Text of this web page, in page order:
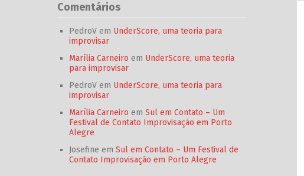
Comentários
PedroV em UnderScore, uma teoria para
improvisar
Marília Carneiro em UnderScore, uma teoria
para improvisar
PedroV em UnderScore, uma teoria para
improvisar
Marília Carneiro em Sul em Contato – Um
Festival de Contato Improvisação em Porto
Alegre
Josefine em Sul em Contato – Um Festival de
Contato Improvisação em Porto Alegre